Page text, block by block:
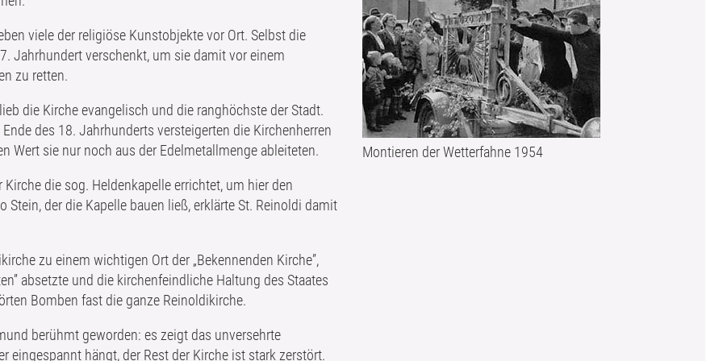
viele der religiöse Kunstobjekte vor Ort. Selbst die
Jahrhundert verschenkt, um sie damit vor einem
zu retten.
die Kirche evangelisch und die ranghöchste der Stadt.
des 18. Jahrhunderts versteigerten die Kirchenherren
Wert sie nur noch aus der Edelmetallmenge ableiteten.
die sog. Heldenkapelle errichtet, um hier den
Stein, der die Kapelle bauen ließ, erklärte St. Reinoldi damit
zu einem wichtigen Ort der „Bekennenden Kirche”,
absetzte und die kirchenfeindliche Haltung des Staates
Bomben fast die ganze Reinoldikirche.
berühmt geworden: es zeigt das unversehrte
eingespannt hängt, der Rest der Kirche ist stark zerstört.
Montieren der Wetterfahne 1954